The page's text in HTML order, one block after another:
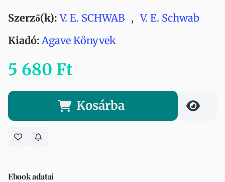
Szerző(k): V. E. SCHWAB , V. E. Schwab
Kiadó: Agave Könyvek
5 680 Ft
Kosárba
Ebook adatai